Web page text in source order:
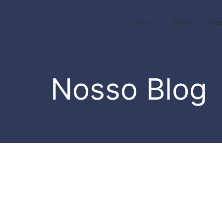
Home Sobre
Nosso Blog